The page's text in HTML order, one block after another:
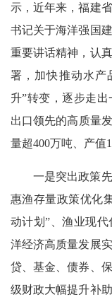
示，近年来，福建
书记关于海洋强国
重要讲话精神，认
署，加快推动水产
升”转变，逐步走出
出口领先的高质量
量超400万吨、产值
一是突出政策
惠渔存量政策优化
动计划”、渔业现
洋经济高质量发展
贷、基金、债券、
级财政大幅提升补